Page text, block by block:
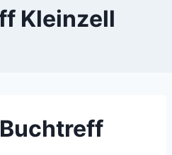
Kleinzell